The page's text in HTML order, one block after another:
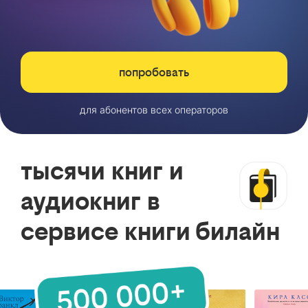
попробовать
для абонентов всех операторов
тысячи книг и
аудиокниг в
сервисе книги билайн